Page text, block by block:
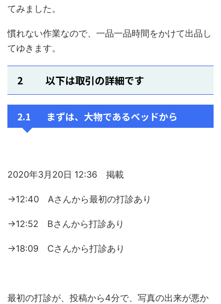
てみました。
慣れない作業なので、一品一品時間をかけて出品し
てゆきます。
2 以下は取引の詳細です
2.1 まずは、大物であるベッドから
2020年3月20日 12:36 掲載
→12:40 Aさんから最初の打診あり
→12:52 Bさんから打診あり
→18:09 Cさんから打診あり
最初の打診が、投稿から4分で、写真の出来が悪か